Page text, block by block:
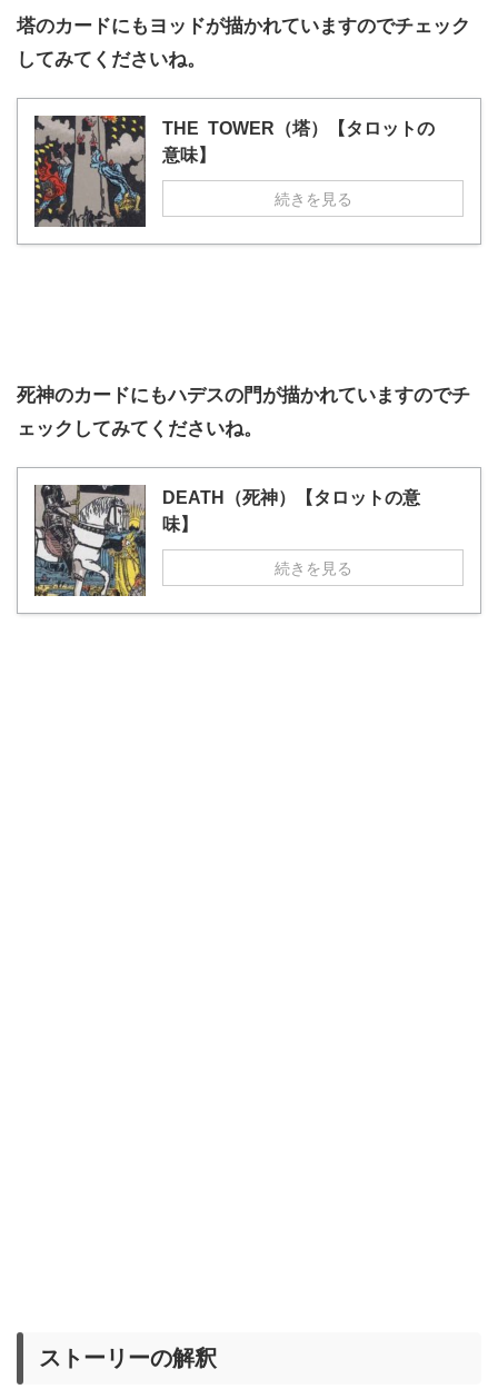
塔のカードにもヨッドが描かれていますのでチェック
してみてくださいね。
THE TOWER（塔）【タロットの
意味】
続きを見る
死神のカードにもハデスの門が描かれていますのでチ
ェックしてみてくださいね。
DEATH（死神）【タロットの意
味】
続きを見る
ストーリーの解釈